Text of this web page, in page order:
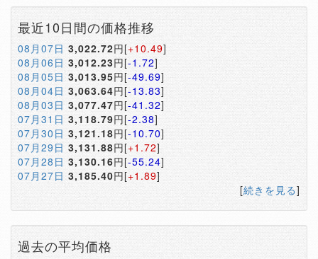
最近10日間の価格推移
08月07日 3,022.72円[+10.49]
08月06日 3,012.23円[-1.72]
08月05日 3,013.95円[-49.69]
08月04日 3,063.64円[-13.83]
08月03日 3,077.47円[-41.32]
07月31日 3,118.79円[-2.38]
07月30日 3,121.18円[-10.70]
07月29日 3,131.88円[+1.72]
07月28日 3,130.16円[-55.24]
07月27日 3,185.40円[+1.89]
[続きを見る]
過去の平均価格